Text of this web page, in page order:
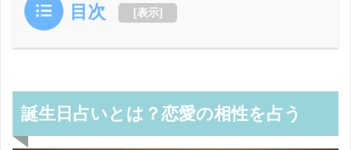
目次 [表示]
誕生日占いとは？恋愛の相性を占う